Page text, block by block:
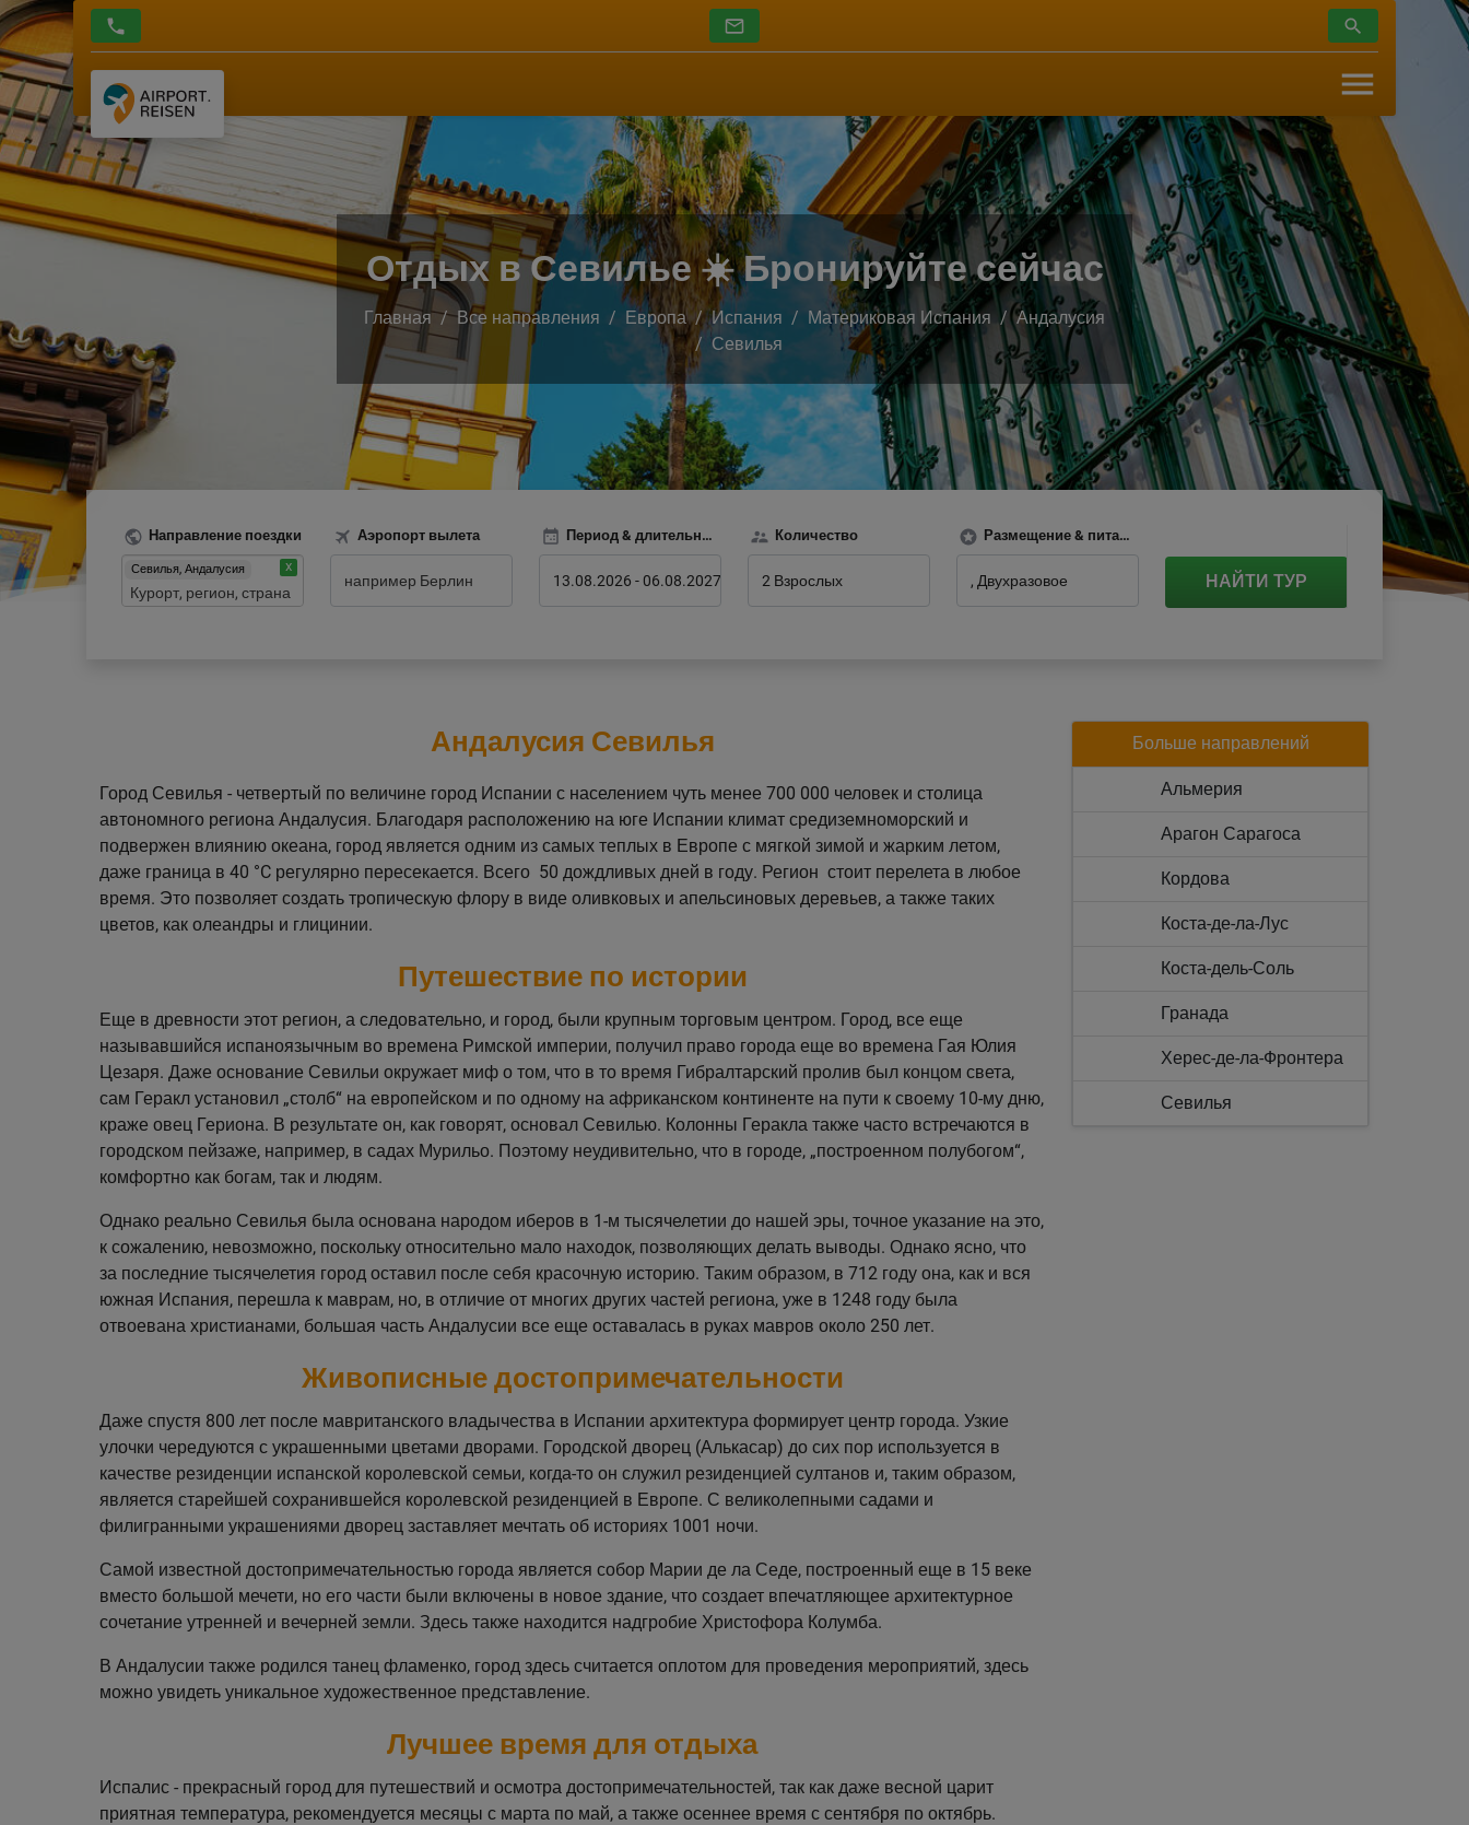
Отдых в Севилье ☀️ Бронируйте сейчас
Главная Все направления Европа Испания Материковая Испания
Андалусия
Севилья
Направление поездки
Севилья, Андалусия
Аэропорт вылета Период & длительность
13.08.2026 -06.08.2027
Количество
2 Взрослых
Размещение & питание
Двухразовое НАЙТИ ТУР
Больше направлений
Альмерия
Арагон Сарагоса
Кордова
Коста-де-ла-Лус
Коста-дель-Соль
Гранада
Херес-де-ла-Фронтера
Севилья
Андалусия Севилья
Город Севилья - четвертый по величине город Испании с населением чуть менее 700 000 человек и столица
автономного региона Андалусия. Благодаря расположению на юге Испании климат средиземноморский и
подвержен влиянию океана, город является одним из самых теплых в Европе с мягкой зимой и жарким летом,
даже граница в 40 °C регулярно пересекается. Всего 50 дождливых дней в году. Регион стоит перелета в любое
время. Это позволяет создать тропическую флору в виде оливковых и апельсиновых деревьев, а также таких
цветов, как олеандры и глицинии.
Путешествие по истории
Еще в древности этот регион, а следовательно, и город, были крупным торговым центром. Город, все еще
называвшийся испаноязычным во времена Римской империи, получил право города еще во времена Гая Юлия
Цезаря. Даже основание Севильи окружает миф о том, что в то время Гибралтарский пролив был концом света,
сам Геракл установил „столб“ на европейском и по одному на африканском континенте на пути к своему 10-му дню,
краже овец Гериона. В результате он, как говорят, основал Севилью. Колонны Геракла также часто встречаются в
городском пейзаже, например, в садах Мурильо. Поэтому неудивительно, что в городе, „построенном полубогом“,
комфортно как богам, так и людям.
Однако реально Севилья была основана народом иберов в 1-м тысячелетии до нашей эры, точное указание на это,
к сожалению, невозможно, поскольку относительно мало находок, позволяющих делать выводы. Однако ясно, что
за последние тысячелетия город оставил после себя красочную историю. Таким образом, в 712 году она, как и вся
южная Испания, перешла к маврам, но, в отличие от многих других частей региона, уже в 1248 году была
отвоевана христианами, большая часть Андалусии все еще оставалась в руках мавров около 250 лет.
Живописные достопримечательности
Даже спустя 800 лет после мавританского владычества в Испании архитектура формирует центр города. Узкие
улочки чередуются с украшенными цветами дворами. Городской дворец (Алькасар) до сих пор используется в
качестве резиденции испанской королевской семьи, когда-то он служил резиденцией султанов и, таким образом,
является старейшей сохранившейся королевской резиденцией в Европе. С великолепными садами и
филигранными украшениями дворец заставляет мечтать об историях 1001 ночи.
Самой известной достопримечательностью города является собор Марии де ла Седе, построенный еще в 15 веке
вместо большой мечети, но его части были включены в новое здание, что создает впечатляющее архитектурное
сочетание утренней и вечерней земли. Здесь также находится надгробие Христофора Колумба.
В Андалусии также родился танец фламенко, город здесь считается оплотом для проведения мероприятий, здесь
можно увидеть уникальное художественное представление.
Лучшее время для отдыха
Испалис - прекрасный город для путешествий и осмотра достопримечательностей, так как даже весной царит
приятная температура, рекомендуется месяцы с марта по май, а также осеннее время с сентября по октябрь.